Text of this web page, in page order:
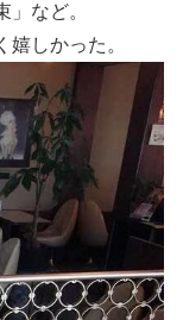
」など。
しかった。